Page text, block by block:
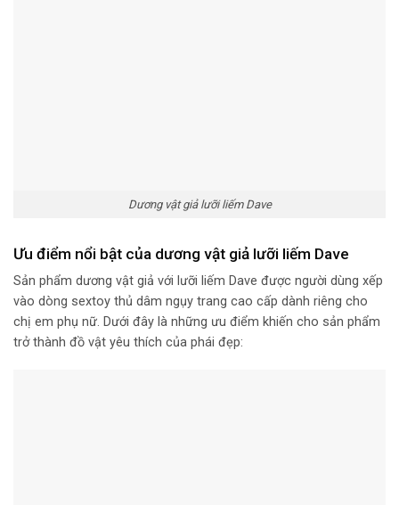
Dương vật giả lưỡi liếm Dave
Ưu điểm nổi bật của dương vật giả lưỡi liếm Dave
Sản phẩm dương vật giả với lưỡi liếm Dave được người dùng xếp
vào dòng sextoy thủ dâm ngụy trang cao cấp dành riêng cho
chị em phụ nữ. Dưới đây là những ưu điểm khiến cho sản phẩm
trở thành đồ vật yêu thích của phái đẹp: